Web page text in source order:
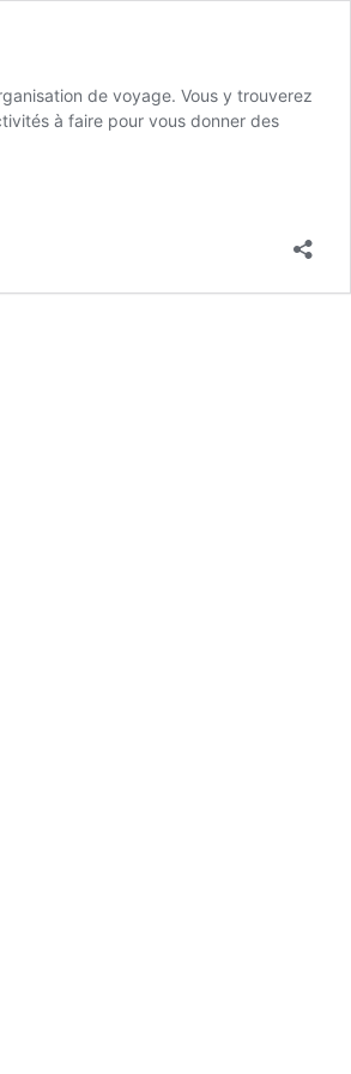
de voyage. Vous y trouverez
à faire pour vous donner des